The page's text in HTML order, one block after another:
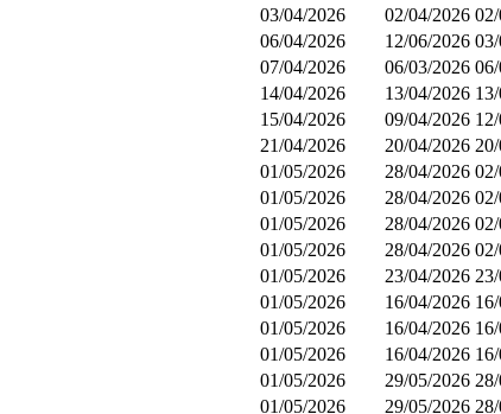
03/04/2026 02/04/2026
06/04/2026 12/06/2026
07/04/2026 06/03/2026
14/04/2026 13/04/2026
15/04/2026 09/04/2026
21/04/2026 20/04/2026
01/05/2026 28/04/2026
01/05/2026 28/04/2026
01/05/2026 28/04/2026
01/05/2026 28/04/2026
01/05/2026 23/04/2026
01/05/2026 16/04/2026
01/05/2026 16/04/2026
01/05/2026 16/04/2026
01/05/2026 29/05/2026
01/05/2026 29/05/2026